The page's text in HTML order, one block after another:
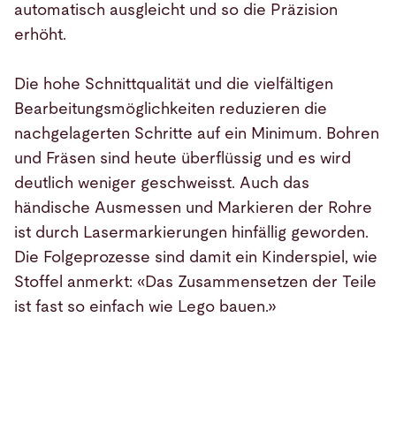
automatisch ausgleicht und so die Präzision
erhöht.
Die hohe Schnittqualität und die vielfältigen
Bearbeitungsmöglichkeiten reduzieren die
nachgelagerten Schritte auf ein Minimum. Bohren
und Fräsen sind heute überflüssig und es wird
deutlich weniger geschweisst. Auch das
händische Ausmessen und Markieren der Rohre
ist durch Lasermarkierungen hinfällig geworden.
Die Folgeprozesse sind damit ein Kinderspiel, wie
Stoffel anmerkt: «Das Zusammensetzen der Teile
ist fast so einfach wie Lego bauen.»